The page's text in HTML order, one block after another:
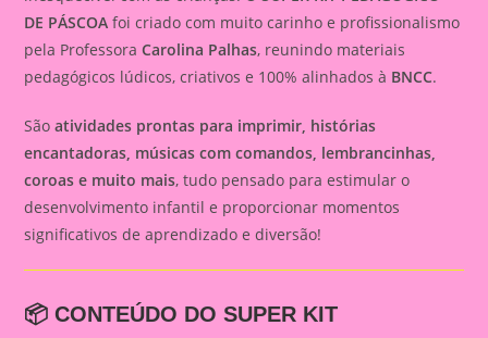
DE PÁSCOA foi criado com muito carinho e profissionalismo
pela ProfessoraCarolina Palhas, reunindo materiais
pedagógicos lúdicos, criativos e 100% alinhados à BNCC.
Sãoatividades prontas para imprimir, histórias
encantadoras, músicas com comandos, lembrancinhas,
coroas e muito mais, tudo pensado para estimular o
desenvolvimento infantil e proporcionar momentos
significativos de aprendizado e diversão!
📦 CONTEÚDO DO SUPER KIT